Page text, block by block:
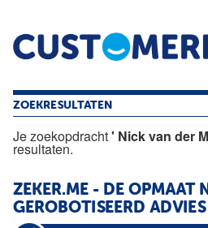
Home Opinie
ZOEKRESULTATEN
Je zoekopdracht' Nick van der
resultaten.
ZEKER.ME - DE OPMAAT
GEROBOTISEERD ADVIES